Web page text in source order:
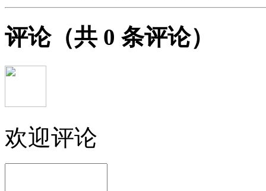
评论（共 0 条评论）
欢迎评论